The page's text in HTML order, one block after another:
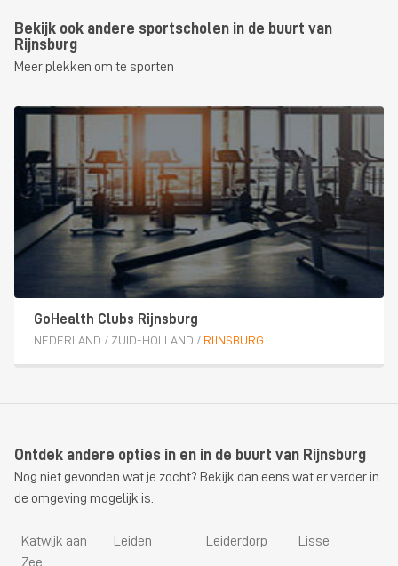
Bekijk ook andere sportscholen in de buurt van
Rijnsburg
Meer plekken om te sporten
GoHealth Clubs Rijnsburg
NEDERLAND / ZUID-HOLLAND / RIJNSBURG
Ontdek andere opties in en in de buurt van Rijnsburg
Nog niet gevonden wat je zocht? Bekijk dan eens wat er verder in
de omgeving mogelijk is.
Katwijk aan
Zee
Leiden Leiderdorp Lisse